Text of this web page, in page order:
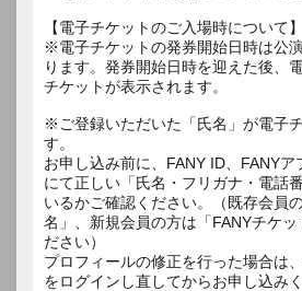
【電子チケットのご入場時について】
※電子チケットの発券開始日時は公
ります。発券開始日時を迎えた後、
チケットが表示されます。
※ご登録いただいた「氏名」が電子
す。
お申し込み前に、FANY ID、FANY
にて正しい「氏名・フリガナ・電話
いるかご確認ください。（既存会員
名」、新規会員の方は「FANYチケッ
ださい）
プロフィールの修正を行った場合は
をログインし直してからお申し込み